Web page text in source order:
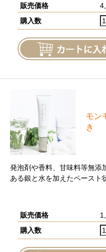
販売価格
購入数
モン
き
発泡剤や香料、甘味料等無添
ある銀と水を加えたペースト
販売価格
購入数